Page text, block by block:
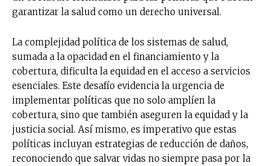
garantizar la salud como un derecho universal.
La complejidad política de los sistemas de salud,
sumada a la opacidad en el financiamiento y la
cobertura, dificulta la equidad en el acceso a servicios
esenciales. Este desafío evidencia la urgencia de
implementar políticas que no solo amplíen la
cobertura, sino que también aseguren la equidad y la
justicia social. Así mismo, es imperativo que estas
políticas incluyan estrategias de reducción de daños,
reconociendo que salvar vidas no siempre pasa por la